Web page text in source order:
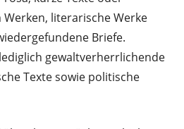
Werken, literarische Werke
Briefe.
gewaltverherrlichende
Texte sowie politische